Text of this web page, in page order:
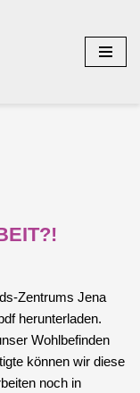
Zentrums Jena
herunterladen.
Wohlbefinden
können wir diese
noch in